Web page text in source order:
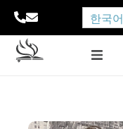
한국어